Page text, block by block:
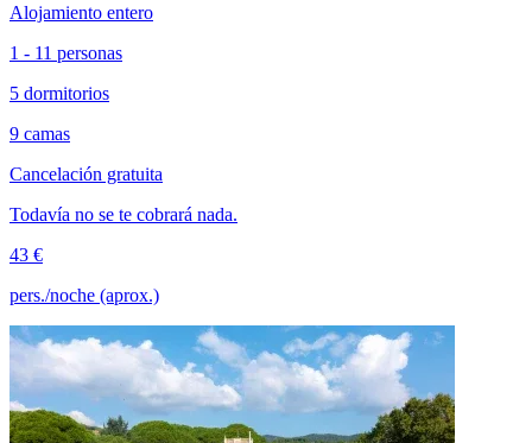
Alojamiento entero
1 - 11 personas
5 dormitorios
9 camas
Cancelación gratuita
Todavía no se te cobrará nada.
43 €
pers./noche (aprox.)